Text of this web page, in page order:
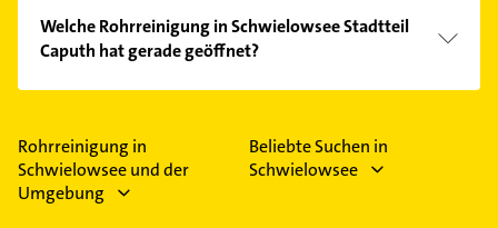
Welche Rohrreinigung in Schwielowsee Stadtteil
Caputh hat gerade geöffnet?
Im Anbieter-Bereich finden Sie alleÖffnungszeiten.
Feiertagen abweichen können.
Rohrreinigung in
Schwielowsee und der
Umgebung
Beliebte Suchen in
Schwielowsee